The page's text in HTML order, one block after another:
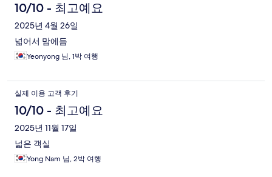
10/10 - 최고예요
2025년 4월 26일
넓어서 맘에듬
Yeonyong 님, 1박 여행
실제 이용 고객 후기
10/10 - 최고예요
2025년 11월 17일
넓은 객실
Yong Nam 님, 2박 여행